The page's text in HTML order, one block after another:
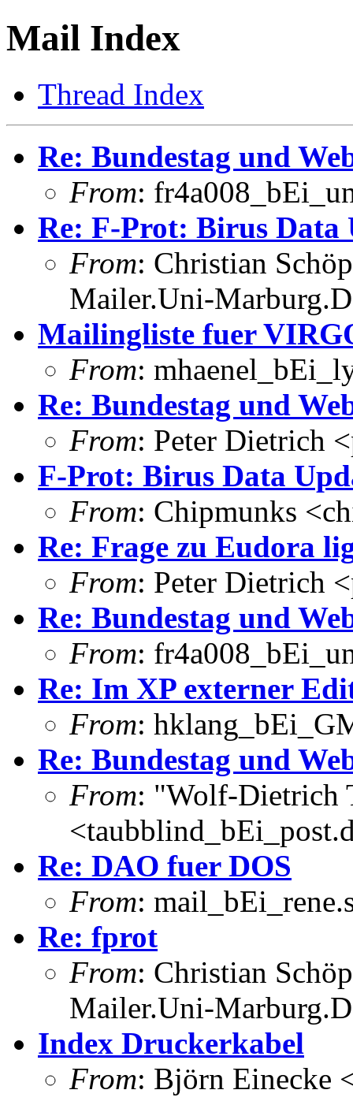
Mail Index
Thread Index
Re: Bundestag und
From:
Re: F-Prot: Birus Data
From: Christian
Mailer.Uni-
Mailingliste fuer
From:
Re: Bundestag und
From: Peter Dietrich
F-Prot: Birus Data
From: Chipmunks
Re: Frage zu Eudora
From: Peter Dietrich
Re: Bundestag und
From:
Re: Im XP externer
From:
Re: Bundestag und
From: "Wolf-Dietrich
Re: DAO fuer DOS
From:
Re: fprot
From: Christian
Mailer.Uni-
Index Druckerkabel
From: Björn Einecke